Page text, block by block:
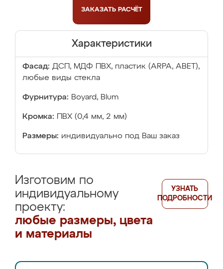
ЗАКАЗАТЬ РАСЧЁТ
Характеристики
Фасад: ДСП, МДФ ПВХ, пластик (ARPA, ABET),
любые виды стекла
Фурнитура: Boyard, Blum
Кромка: ПВХ (0,4 мм, 2 мм)
Размеры: индивидуально под Ваш заказ
Изготовим по
индивидуальному
проекту:
любые размеры, цвета
и материалы
УЗНАТЬ
ПОДРОБНОСТИ